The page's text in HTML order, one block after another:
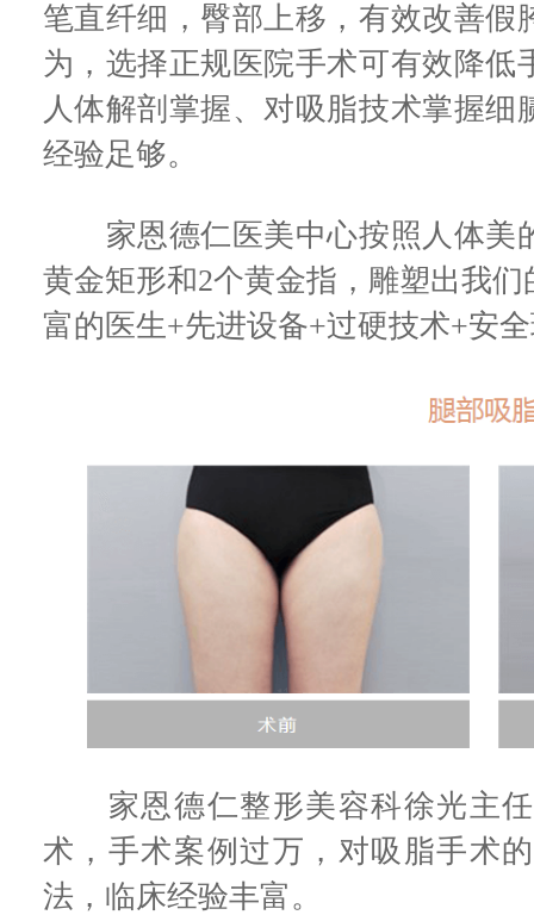
笔直纤细，臀部上移，有效改善假
为，选择正规医院手术可有效降低
人体解剖掌握、对吸脂技术掌握
经验足够。
家恩德仁医美中心按照人体美
黄金矩形和2个黄金指，雕塑出我
富的医生+先进设备+过硬技术+安
家恩德仁整形美容科徐光主任
术，手术案例过万，对吸脂手术
法，临床经验丰富。